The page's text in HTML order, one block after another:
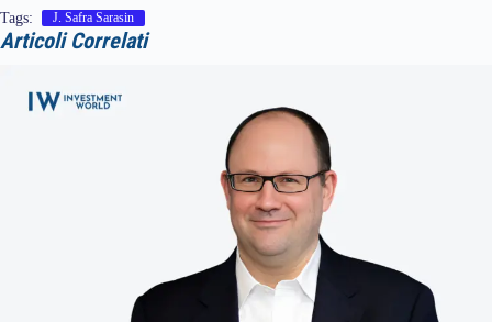
Tags: J. Safra Sarasin
Articoli Correlati